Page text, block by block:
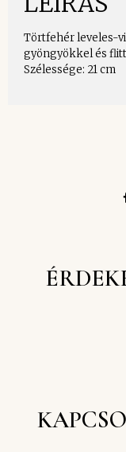
Törtfehér leveles-
gyöngyökkel és
Szélessége: 21 cm